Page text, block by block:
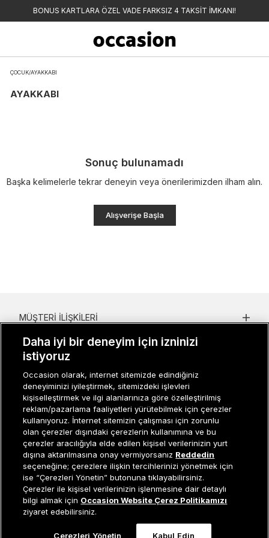
BONUS KARTLARA ÖZEL VADE FARKSIZ 4 TAKSİT İMKANI!
ÇOCUK/AYAKKABI
AYAKKABI
Sonuç bulunamadı
Başka kelimelerle tekrar deneyin veya önerilerimizden ilham alın.
Alışverişe Başla
Müşteri İlişkileri0 850 800 01 20
MÜŞTERI İLIŞKILERI
KURUMSAL
GRUP MARKALAR
ERKEK KATEGORILER
Occasion bir EREN PERAKENDE markasıdır. © Eren Holding
Daha iyi bir deneyim için izninizi
istiyoruz
Occasion olarak, internet sitemizde edindiğiniz
deneyiminizi iyileştirmek, sitemizdeki işlevleri
kişiselleştirmek ve ilgi alanlarınıza göre özelleştirilmiş
reklam/pazarlama faaliyetleri yürütebilmek için çerezler
kullanıyoruz. İnternet sitemizin çalışması için zorunlu
olan çerezler dışındaki çerezlerin kullanımına ve bu
çerezler aracılığıyla elde edilen kişisel verilerinizin yurt
dışına aktarılmasına onay vermiyorsanız Reddedin
seçeneğine; çerezlere ilişkin tercihlerinizi yönetmek için
ise “Çerezleri Yönetin” butonuna tıklayabilirsiniz.
Çerezler ile kişisel verilerinizin işlenmesine dair detaylı
bilgi almak için Occasion Website Çerez Politikamızı
ziyaret edebilirsiniz.
Çerezleri Yönetin Kabul Edin